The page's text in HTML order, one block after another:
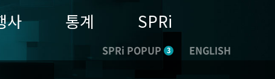
사 통계 SPRi
SPRi POPUP 3 ENGLISH